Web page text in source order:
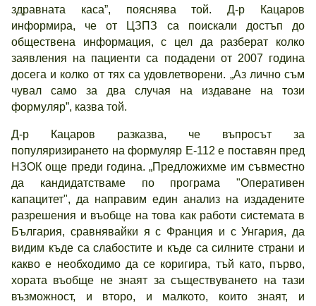
здравната каса”, пояснява той. Д-р Кацаров
информира, че от ЦЗПЗ са поискали достъп до
обществена информация, с цел да разберат колко
заявления на пациенти са подадени от 2007 година
досега и колко от тях са удовлетворени. „Аз лично съм
чувал само за два случая на издаване на този
формуляр”, казва той.
Д-р Кацаров разказва, че въпросът за
популяризирането на формуляр Е-112 е поставян пред
НЗОК още преди година. „Предложихме им съвместно
да кандидатстваме по програма "Оперативен
капацитет", да направим един анализ на издадените
разрешения и въобще на това как работи системата в
България, сравнявайки я с Франция и с Унгария, да
видим къде са слабостите и къде са силните страни и
какво е необходимо да се коригира, тъй като, първо,
хората въобще не знаят за съществуването на тази
възможност, и второ, и малкото, които знаят, и